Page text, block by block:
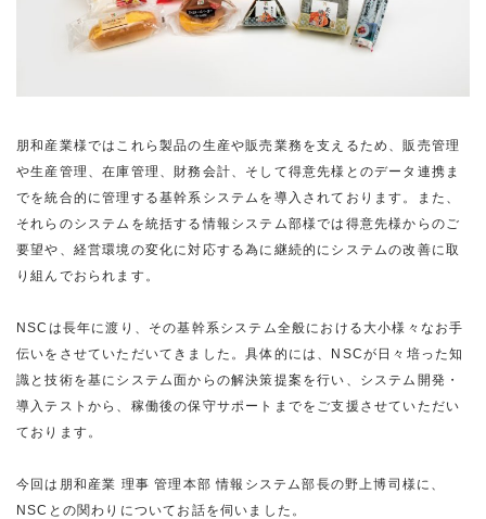
朋和産業様ではこれら製品の生産や販売業務を支えるため、販売管理
や生産管理、在庫管理、財務会計、そして得意先様とのデータ連携ま
でを統合的に管理する基幹系システムを導入されております。また、
それらのシステムを統括する情報システム部様では得意先様からのご
要望や、経営環境の変化に対応する為に継続的にシステムの改善に取
り組んでおられます。
NSCは長年に渡り、その基幹系システム全般における大小様々なお手
伝いをさせていただいてきました。具体的には、NSCが日々培った知
識と技術を基にシステム面からの解決策提案を行い、システム開発・
導入テストから、稼働後の保守サポートまでをご支援させていただい
ております。
今回は朋和産業 理事 管理本部 情報システム部長の野上博司様に、
NSCとの関わりについてお話を伺いました。